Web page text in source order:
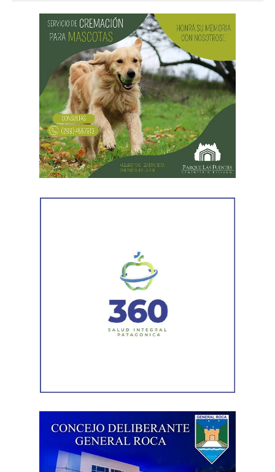
Desde Vialidad Nacional informaron que,durante las
próximas semanas, el operativo de bacheo será
reforzado con dos nuevas cuadrillas de trabajo y dos
camiones bacheadores, lo que permitirá incrementar
el ritmo de ejecución y optimizar las tareas de
mantenimiento en distintos puntos del Alto Valle.
Por otra parte, el organismo avanza con el relevamiento
sectores más deteriorados y mejorar las condiciones de